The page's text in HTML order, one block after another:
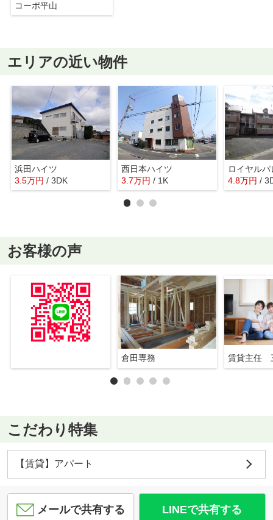
コーポ平山
エリアの近い物件
浜田ハイツ
3.5万円 / 3DK
西日本ハイツ
3.7万円 / 1K
ロイヤル
4.8万円 /
お客様の声
倉田専務 賃貸主任
こだわり特集
【賃貸】アパート
メールで共有する LINEで共有する